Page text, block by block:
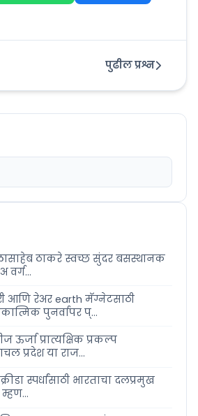
पुढील प्रश्न
ठाकरे स्वच्छ सुंदर बसस्थानक
वर्ग...
आणि रेअर earth मॅग्नेटसाठी
पुनर्वापर प्...
ऊर्जा प्रात्यक्षिक प्रकल्प
प्रदेश या राज...
स्पर्धांसाठी भारताचा दलप्रमुख